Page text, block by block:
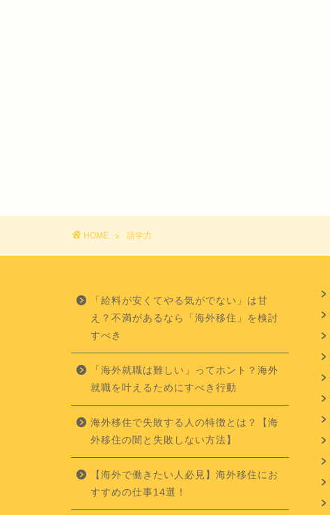
HOME 語学力
「給料が安くてやる気がでない」は甘
え？不満があるなら「海外移住」を検討
すべき
「海外就職は難しい」ってホント？海外
就職を叶えるためにすべき行動
海外移住で失敗する人の特徴とは？【海
外移住の闇と失敗しない方法】
【海外で働きたい人必見】海外移住にお
すすめの仕事14選！